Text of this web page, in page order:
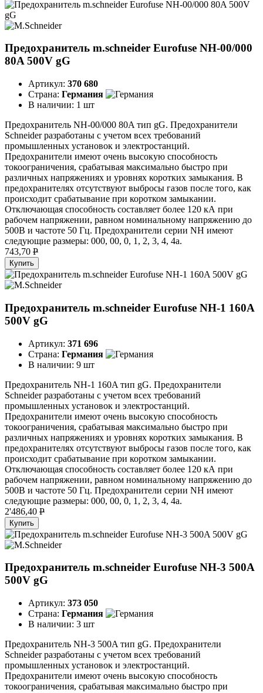
Предохранитель m.schneider Eurofuse NH-00/000
80A 500V gG
Артикул: 370 680
Страна: Германия
В наличии: 1 шт
Предохранитель NH-00/000 80A тип gG. Предохранители
Schneider разработаны с учетом всех требований
промышленных установок и электростанций.
Предохранители имеют очень высокую способность
токоограничения, срабатывая максимально быстро при
различных напряжениях и уровнях коротких замыкания. В
предохранителях отсутствуют выбросы газов после того, как
происходит срабатывание при коротком замыкании.
Отключающая способность составляет более 120 кА при
рабочем напряжении, равном номинальному напряжению до
500В и частоте 50 Гц. Предохранители серии NH имеют
следующие размеры: 000, 00, 0, 1, 2, 3, 4, 4а.
743,70 P
Купить
Предохранитель m.schneider Eurofuse NH-1 160A
500V gG
Артикул: 371 696
Страна: Германия
В наличии: 9 шт
Предохранитель NH-1 160A тип gG. Предохранители
Schneider разработаны с учетом всех требований
промышленных установок и электростанций.
Предохранители имеют очень высокую способность
токоограничения, срабатывая максимально быстро при
различных напряжениях и уровнях коротких замыкания. В
предохранителях отсутствуют выбросы газов после того, как
происходит срабатывание при коротком замыкании.
Отключающая способность составляет более 120 кА при
рабочем напряжении, равном номинальному напряжению до
500В и частоте 50 Гц. Предохранители серии NH имеют
следующие размеры: 000, 00, 0, 1, 2, 3, 4, 4а.
2'486,40 P
Купить
Предохранитель m.schneider Eurofuse NH-3 500A
500V gG
Артикул: 373 050
Страна: Германия
В наличии: 3 шт
Предохранитель NH-3 500A тип gG. Предохранители
Schneider разработаны с учетом всех требований
промышленных установок и электростанций.
Предохранители имеют очень высокую способность
токоограничения, срабатывая максимально быстро при